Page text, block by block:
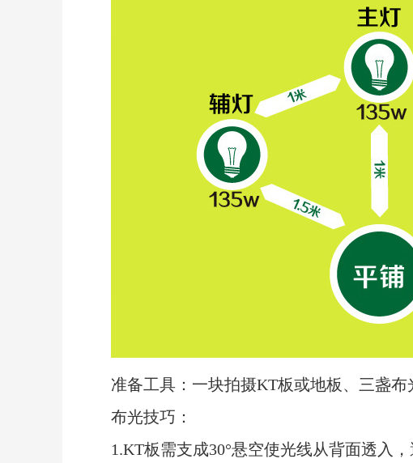
准备工具：一块拍摄KT板或地板、三盏布
布光技巧：
1.KT板需支成30°悬空使光线从背面透入